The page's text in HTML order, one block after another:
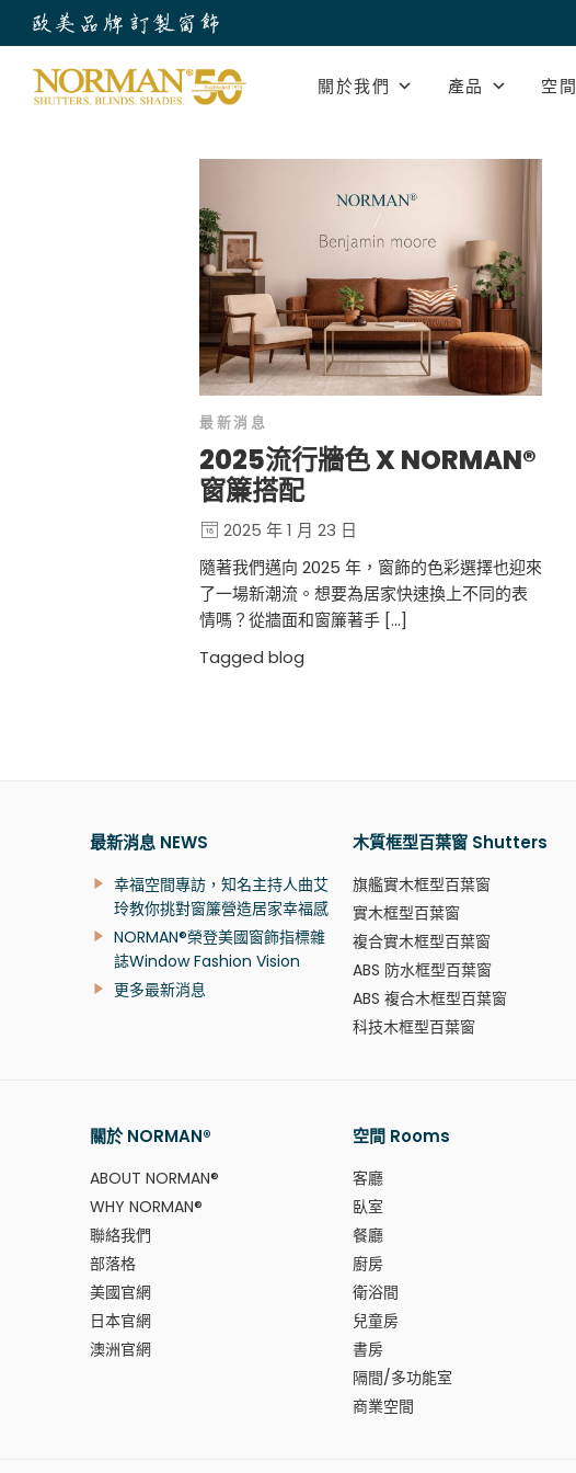
關於我們 產品 空間
最新消息
2025流行牆色 X NORMAN®
窗簾搭配
2025 年 1 月 23 日
隨著我們邁向 2025 年，窗飾的色彩選擇也迎來
了一場新潮流。想要為居家快速換上不同的表
情嗎？從牆面和窗簾著手 […]
Tagged blog
最新消息 NEWS
幸福空間專訪，知名主持人曲艾
玲教你挑對窗簾營造居家幸福感
NORMAN®榮登美國窗飾指標雜
誌Window Fashion Vision
更多最新消息
木質框型百葉窗 Shutters
旗艦實木框型百葉窗
實木框型百葉窗
複合實木框型百葉窗
ABS 防水框型百葉窗
ABS 複合木框型百葉窗
科技木框型百葉窗
關於 NORMAN®
ABOUT NORMAN®
WHY NORMAN®
聯絡我們
部落格
美國官網
日本官網
澳洲官網
空間 Rooms
客廳
臥室
餐廳
廚房
衛浴間
兒童房
書房
隔間/多功能室
商業空間